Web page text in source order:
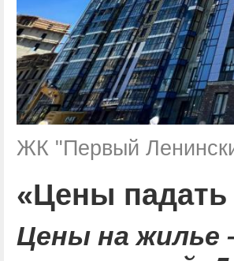
ЖК "Первый
«Цены падать
Цены на жилье